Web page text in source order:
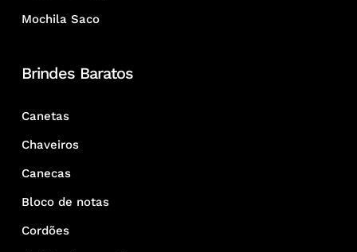
Mochila Saco
Brindes Baratos
Canetas
Chaveiros
Canecas
Bloco de notas
Cordões